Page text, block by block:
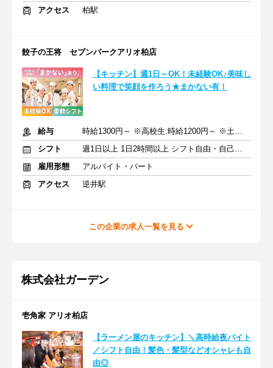
アクセス
柏駅
餃子の王将 セブンパークアリオ柏店
【キッチン】週1日～OK！未経験OK♪美味し
い料理で笑顔を作ろう★まかない有！
給与
時給1300円～ ※高校生:時給1200円～ ※土日祝+50円
シフト
週1日以上 1日2時間以上 シフト自由・自己申告
雇用形態
アルバイト・パート
アクセス
逆井駅
この企業の求人一覧を見る
株式会社ガーデン
壱角家 アリオ柏店
【ラーメン屋のキッチン】＼高時給夜バイト
／シフト自由！髪色・髪型などオシャレも自
由◎